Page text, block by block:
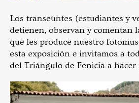
Los transeúntes (estudiantes y
detienen, observan y comentan
que les produce nuestro
esta exposición e invitamos a
del Triángulo de Fenicia a hacer